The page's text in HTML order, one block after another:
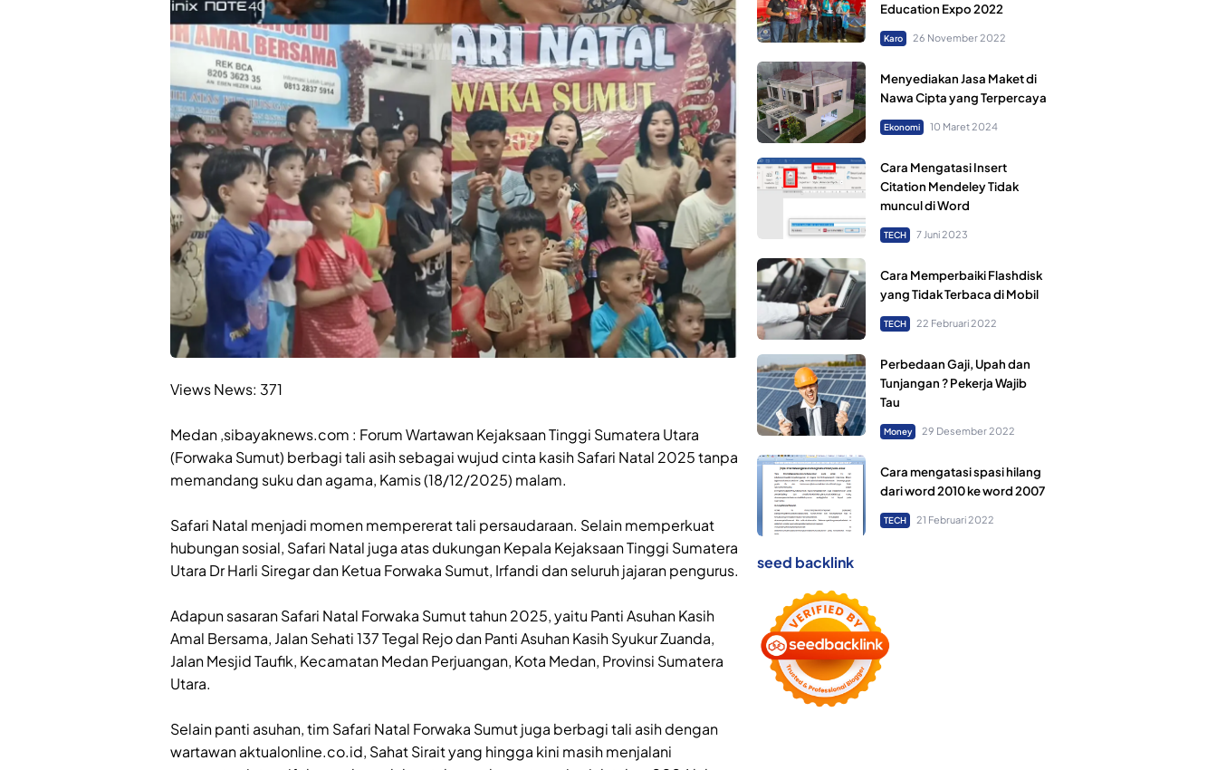
Views News: 371
‎Medan ,sibayaknews.com : Forum Wartawan Kejaksaan Tinggi Sumatera Utara
(Forwaka Sumut) berbagi tali asih sebagai wujud cinta kasih Safari Natal 2025 tanpa
memandang suku dan agama, Kamis (18/12/2025) malam.
‎Safari Natal menjadi momen mempererat tali persaudaraan. Selain memperkuat
hubungan sosial, Safari Natal juga atas dukungan Kepala Kejaksaan Tinggi Sumatera
Utara Dr Harli Siregar dan Ketua Forwaka Sumut, Irfandi dan seluruh jajaran pengurus.
‎Adapun sasaran Safari Natal Forwaka Sumut tahun 2025, yaitu Panti Asuhan Kasih
Amal Bersama, Jalan Sehati 137 Tegal Rejo dan Panti Asuhan Kasih Syukur Zuanda,
Jalan Mesjid Taufik, Kecamatan Medan Perjuangan, Kota Medan, Provinsi Sumatera
Utara.
‎Selain panti asuhan, tim Safari Natal Forwaka Sumut juga berbagi tali asih dengan
wartawan aktualonline.co.id, Sahat Sirait yang hingga kini masih menjalani
Education Expo 2022
Karo 26 November 2022
Menyediakan Jasa Maket di
Nawa Cipta yang Terpercaya
Ekonomi 10 Maret 2024
Cara Mengatasi Insert
Citation Mendeley Tidak
muncul di Word
TECH 7 Juni 2023
Cara Memperbaiki Flashdisk
yang Tidak Terbaca di Mobil
TECH 22 Februari 2022
Perbedaan Gaji, Upah dan
Tunjangan ? Pekerja Wajib
Tau
Money 29 Desember 2022
Cara mengatasi spasi hilang
dari word 2010 ke word 2007
TECH 21 Februari 2022
seed backlink